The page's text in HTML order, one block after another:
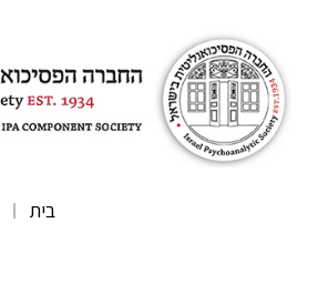
בית